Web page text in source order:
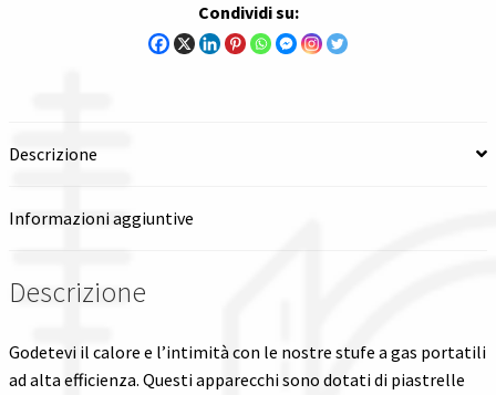
Tutte le categorie dei prodotti
Checkout
Il mio account
Condividi su:
Descrizione
Informazioni aggiuntive
Descrizione
Godetevi il calore e l’intimità con le nostre stufe a gas portatili
ad alta efficienza. Questi apparecchi sono dotati di piastrelle